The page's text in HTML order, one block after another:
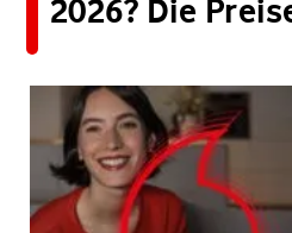
2026? Die